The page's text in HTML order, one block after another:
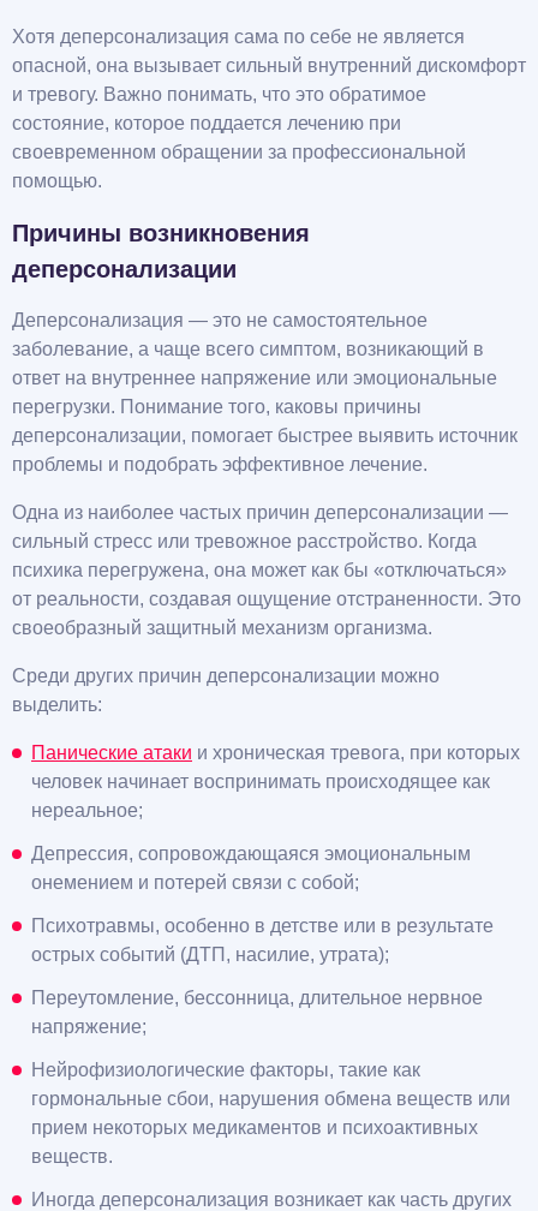
Хотя деперсонализация сама по себе не является
опасной, она вызывает сильный внутренний дискомфорт
и тревогу. Важно понимать, что это обратимое
состояние, которое поддается лечению при
своевременном обращении за профессиональной
помощью.
Причины возникновения
деперсонализации
Деперсонализация — это не самостоятельное
заболевание, а чаще всего симптом, возникающий в
ответ на внутреннее напряжение или эмоциональные
перегрузки. Понимание того, каковы причины
деперсонализации, помогает быстрее выявить источник
проблемы и подобрать эффективное лечение.
Одна из наиболее частых причин деперсонализации —
сильный стресс или тревожное расстройство. Когда
психика перегружена, она может как бы «отключаться»
от реальности, создавая ощущение отстраненности. Это
своеобразный защитный механизм организма.
Среди других причин деперсонализации можно
выделить:
Панические атаки и хроническая тревога, при которых
человек начинает воспринимать происходящее как
нереальное;
Депрессия, сопровождающаяся эмоциональным
онемением и потерей связи с собой;
Психотравмы, особенно в детстве или в результате
острых событий (ДТП, насилие, утрата);
Переутомление, бессонница, длительное нервное
напряжение;
Нейрофизиологические факторы, такие как
гормональные сбои, нарушения обмена веществ или
прием некоторых медикаментов и психоактивных
веществ.
Иногда деперсонализация возникает как часть других